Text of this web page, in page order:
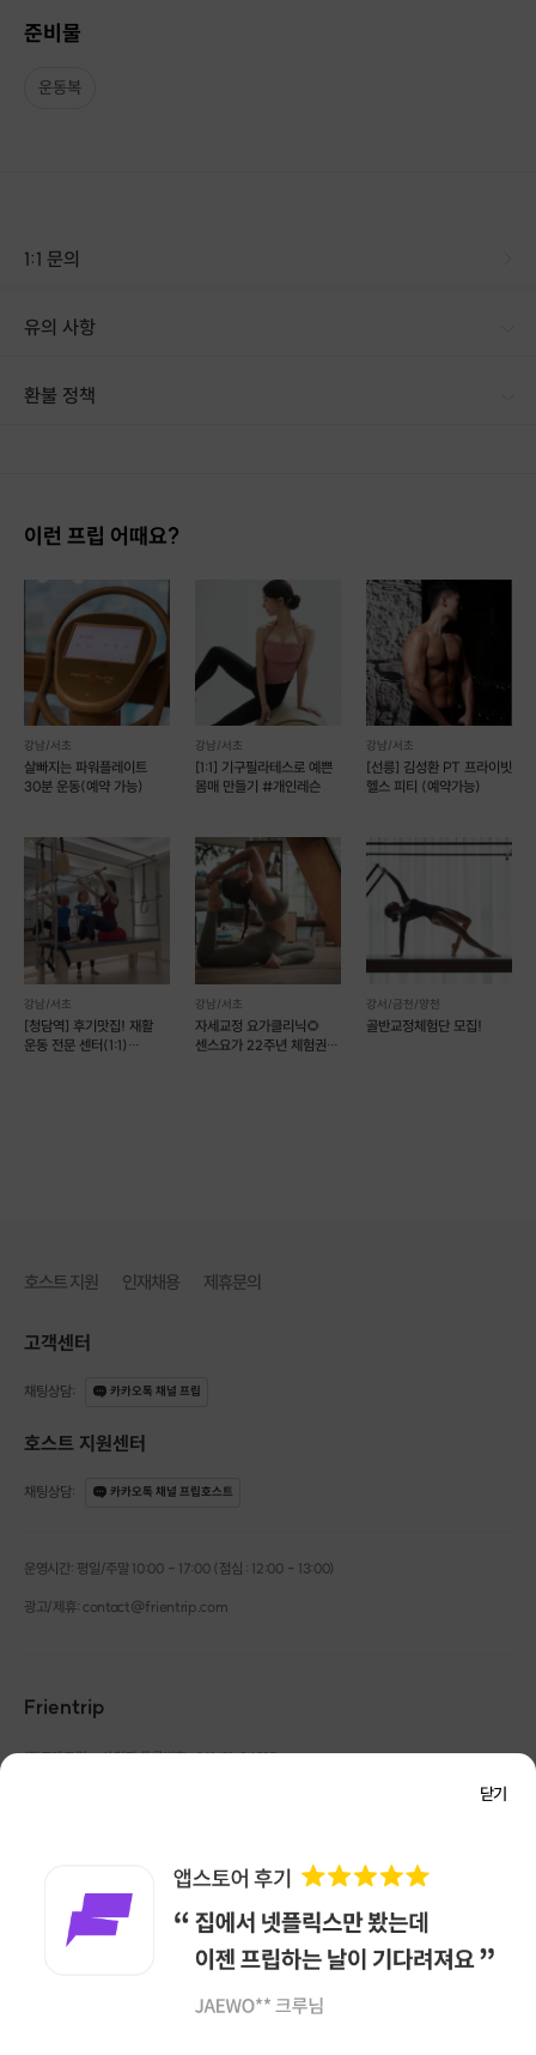
닫기
| 모호한 말보다 실제 사례로 보여드립니다.
Case 1. 30분 만에 찾아낸 내 목선(20대 여성 직장인)
- 말린 어깨와 쇄골라인 정리 -
어깨와 등이 말리면서
머리가 앞으로 기울어지고
목과 어깨선이 짧아진게
큰 고민이셨어요.
문제점 파악 후
짧아진 목과 어깨가 길어졌어요.
솟아있는 승모근의 긴장을 풀고
가슴을 활짝 열어주니
옆태가 살아난 모습 보이시죠?
30분의 운동으로
바른자세가 되면서
전보다 살이 빠져보이는 건 물론이고
라인이 훨씬 정리됐어요.
준비물
운동복
1:1 문의
유의 사항
환불 정책
이런 프립 어때요?
강남/서초
살빠지는 파워플레이트
30분 운동(예약 가능)
강남/서초
[1:1] 기구필라테스로 예쁜
몸매 만들기 #개인레슨
강남/서초
[선릉] 김성환 PT 프라이빗
헬스 피티 (예약가능)
강남/서초
[청담역] 후기맛집! 재활
운동 전문 센터(1:1)
강남/서초
자세교정 요가클리닉🌻
센스요가 22주년 체험권
강서/금천/양천
골반교정체험단 모집!
호스트 지원 인재채용 제휴문의
고객센터
채팅상담: 카카오톡 채널 프립
호스트 지원센터
채팅상담: 카카오톡 채널 프립호스트
운영시간: 평일/주말 10:00 - 17:00 (점심 : 12:00 - 13:00)
광고/제휴: contact@frientrip.com
Frientrip
㈜프렌트립 | 사업자 등록번호 : 261-81-04385
대해 ㈜프렌트립은 일체의 책임을 지지 않습니다.
NICEPAY 안전거래 서비스 : 고객님의 안전거래를 위해 현금 결제 시, 저희 사이트에서 가입한
구매안전 서비스를 이용할 수 있습니다.가입 확인
이용약관
앱 다운로드